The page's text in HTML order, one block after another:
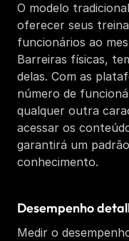
O modelo
oferecer seus
funcionários ao
Barreiras físicas,
delas. Com as
número de
qualquer outra
acessar os
garantirá um
conhecimento.
Desempenho
Medir o